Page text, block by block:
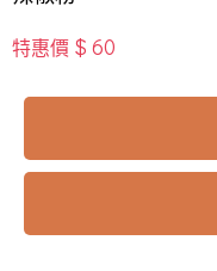
特惠價 $ 60